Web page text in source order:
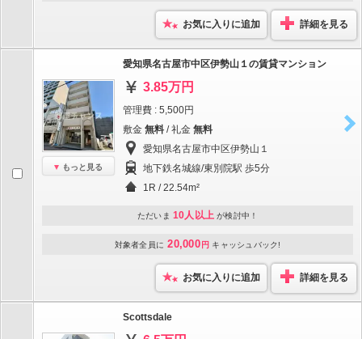
お気に入りに追加 詳細を見る
もっと見る
愛知県名古屋市中区伊勢山１の賃貸マンション
3.85万円
管理費 : 5,500円
敷金 無料 / 礼金 無料
愛知県名古屋市中区伊勢山１
地下鉄名城線/東別院駅 歩5分
1R / 22.54m²
ただいま 10人以上 が検討中！
対象者全員に 20,000 円 キャッシュバック!
お気に入りに追加 詳細を見る
Scottsdale